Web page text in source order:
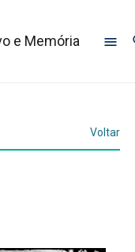
e Memória
Voltar